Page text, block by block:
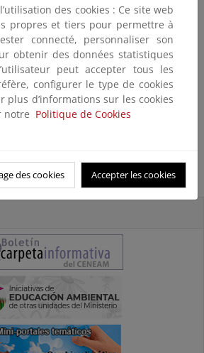
de la Educación Ambiental
21-23 de octubre de 2024
de la Educación Ambiental
2025
de 2025
des cookies : Ce site web
propres et tiers pour permettre à
connecté, personnaliser son
obtenir des données statistiques
peut accepter tous les
configurer le type de cookies
plus d’informations sur les cookies
notre Politique de Cookies
des cookies Accepter les cookies